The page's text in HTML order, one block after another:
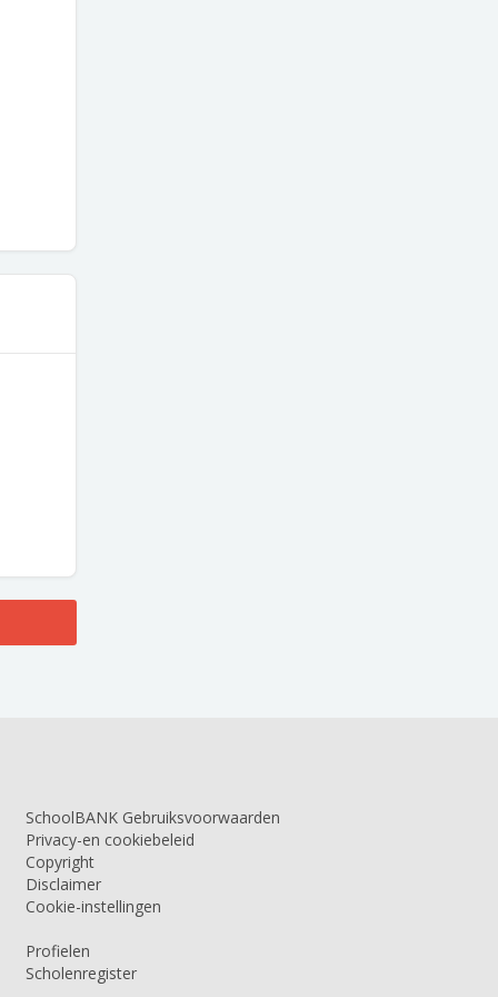
SchoolBANK Gebruiksvoorwaarden
Privacy-en cookiebeleid
Copyright
Disclaimer
Cookie-instellingen
Profielen
Scholenregister